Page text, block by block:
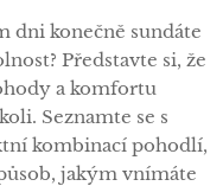
dni konečně sundáte
Představte si, že
a komfortu
Seznamte se s
kombinací pohodlí,
jakým vnímáte